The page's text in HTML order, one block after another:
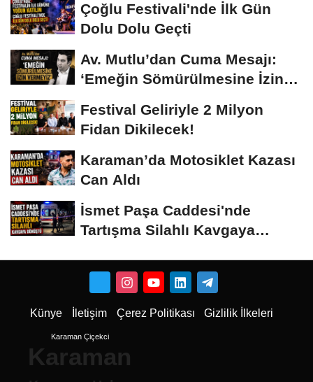
Çoğlu Festivali'nde İlk Gün
Dolu Dolu Geçti
Av. Mutlu’dan Cuma Mesajı:
‘Emeğin Sömürülmesine İzin
Festival Geliriyle 2 Milyon
Fidan Dikilecek!
Karaman’da Motosiklet Kazası
Can Aldı
İsmet Paşa Caddesi'nde
Tartışma Silahlı Kavgaya
Künye İletişim Çerez Politikası Gizlilik İlkeleri
Karaman Çiçekci
Karaman